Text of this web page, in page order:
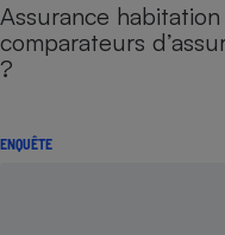
Assurance
comparateurs
?
ENQUÊTE